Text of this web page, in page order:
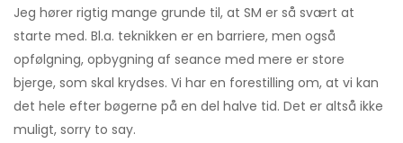
Jeg hører rigtig mange grunde til, at SM er så svært at
starte med. Bl.a. teknikken er en barriere, men også
opfølgning, opbygning af seance med mere er store
bjerge, som skal krydses. Vi har en forestilling om, at vi kan
det hele efter bøgerne på en del halve tid. Det er altså ikke
muligt, sorry to say.